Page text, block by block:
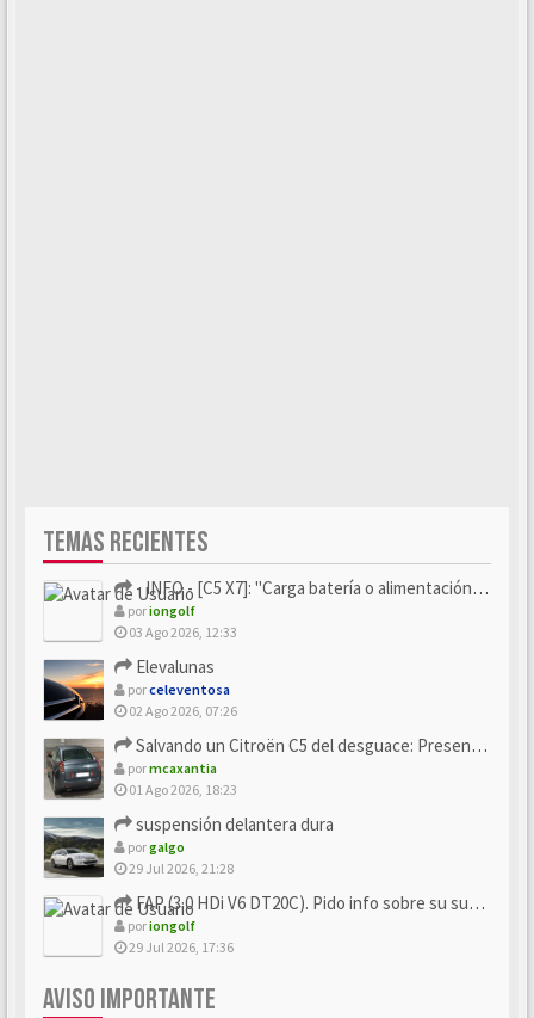
TEMAS RECIENTES
- INFO - [C5 X7]: "Carga batería o alimentación eléctri...
poriongolf
03 Ago 2026, 12:33
Elevalunas
porceleventosa
02 Ago 2026, 07:26
Salvando un Citroën C5 del desguace: Presentación y seguimiento
pormcaxantia
01 Ago 2026, 18:23
suspensión delantera dura
porgalgo
29 Jul 2026, 21:28
FAP (3.0 HDi V6 DT20C). Pido info sobre su sustitución
poriongolf
29 Jul 2026, 17:36
AVISO IMPORTANTE